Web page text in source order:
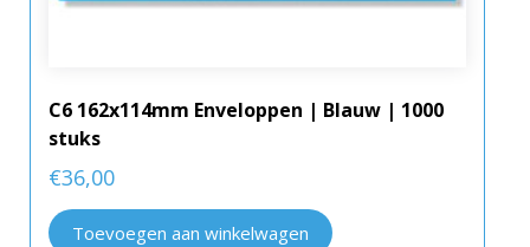
C6 162x114mm Enveloppen | Blauw | 1000
stuks
€36,00
Toevoegen aan winkelwagen